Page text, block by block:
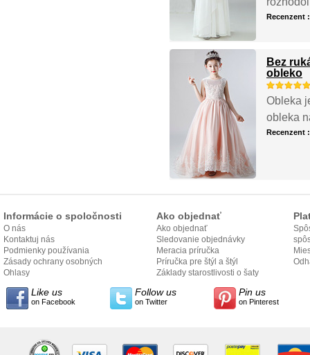
Recenzent
Bez
obleko
Obleka
obleka
Recenzent
Informácie o spoločnosti
O nás
Kontaktuj nás
Podmienky používania
Zásady ochrany osobných
údajov
Ohlasy
Ako objednať
Ako objednať
Sledovanie objednávky
Meracia príručka
Príručka pre štýl a štýl
Základy starostlivosti o šaty
Like us
on Facebook
Follow us
on Twitter
Pin us
on Pinterest